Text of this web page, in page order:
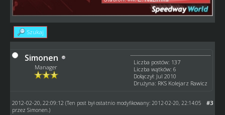
Szukaj
Simonen
Manager
Liczba postów: 137
Liczba wątków: 6
Dołączył: Jul 2010
Drużyna: RKS Kolejarz Rawicz
#3
2012-02-20, 22:09:12 (Ten post był ostatnio modyfikowany: 2012-02-20, 22:14:05
przez Simonen .)